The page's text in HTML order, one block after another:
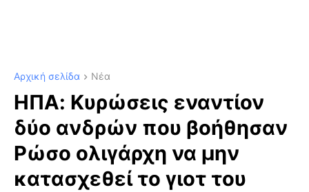
Αρχική σελίδα Νέα
ΗΠΑ: Κυρώσεις εναντίον
δύο ανδρών που βοήθησαν
Ρώσο ολιγάρχη να μην
κατασχεθεί το γιοτ του